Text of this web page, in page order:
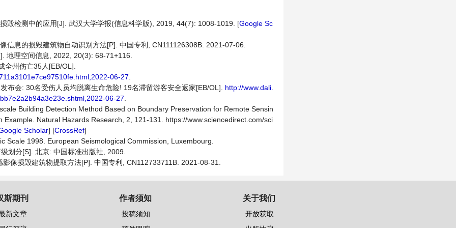
毁检测中的应用[J]. 武汉大学学报(信息科学版), 2019, 44(7): 1008-1019. [Google Sc
信息的损毁建筑物自动识别方法[P]. 中国专利, CN111126308B. 2021-07-06.
地理空间信息, 2022, 20(3): 68-71+116.
全州伤亡35人[EB/OL].
06-27
布会: 30名受伤人员均脱离生命危险! 19名滞留游客安全返家[EB/OL]. http://www.dali.
06-27
Building Detection Method Based on Boundary Preservation for Remote Sensin
Natural Hazards Research, 2, 121-131. https://www.sciencedirect.com/sci
Scholar] [CrossRef]
Scale 1998. European Seismological Commission, Luxembourg.
划分[S]. 北京: 中国标准出版社, 2009.
像损毁建筑物提取方法[P]. 中国专利, CN112733711B. 2021-08-31.
斯期刊
新文章
作者须知
投稿须知
关于我们
开放获取